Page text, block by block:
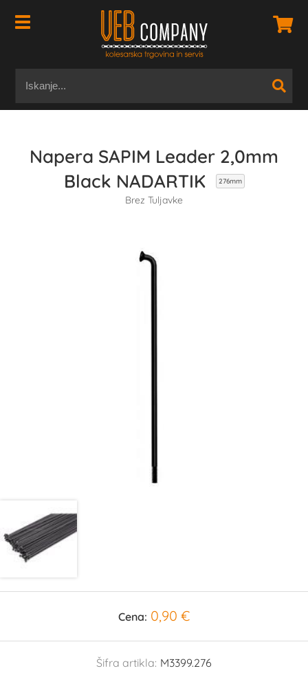
Napera SAPIM Leader 2,0mm
Black NADARTIK
276mm
Brez Tuljavke
Cena: 0,90 €
Šifra artikla: M3399.276